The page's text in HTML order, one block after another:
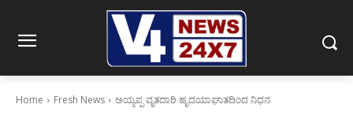
Home Fresh News ಅಯ್ಯಪ್ಪ ವೃತದಾರಿ ಹೃದಯಾಘಾತದಿಂದ ನಿಧನ